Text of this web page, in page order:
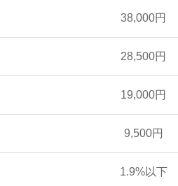
38,000円
28,500円
19,000円
9,500円
1.9%以下